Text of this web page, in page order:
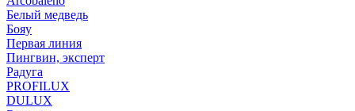
Белый медведь
Бояу
Первая линия
Пингвин, эксперт
Радуга
PROFILUX
DULUX